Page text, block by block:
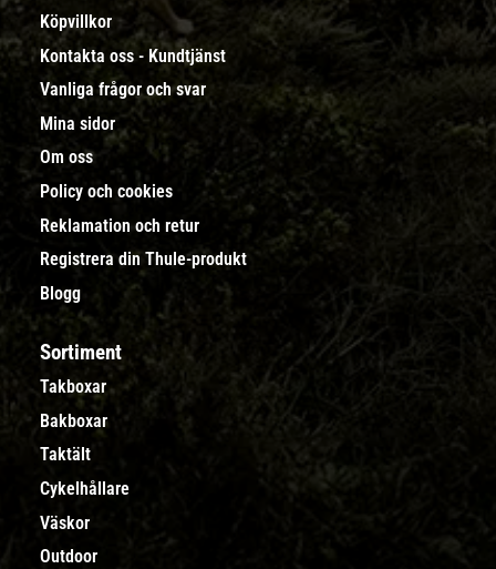
Köpvillkor
Kontakta oss - Kundtjänst
Vanliga frågor och svar
Mina sidor
Om oss
Policy och cookies
Reklamation och retur
Registrera din Thule-produkt
Blogg
Sortiment
Takboxar
Bakboxar
Taktält
Cykelhållare
Väskor
Outdoor